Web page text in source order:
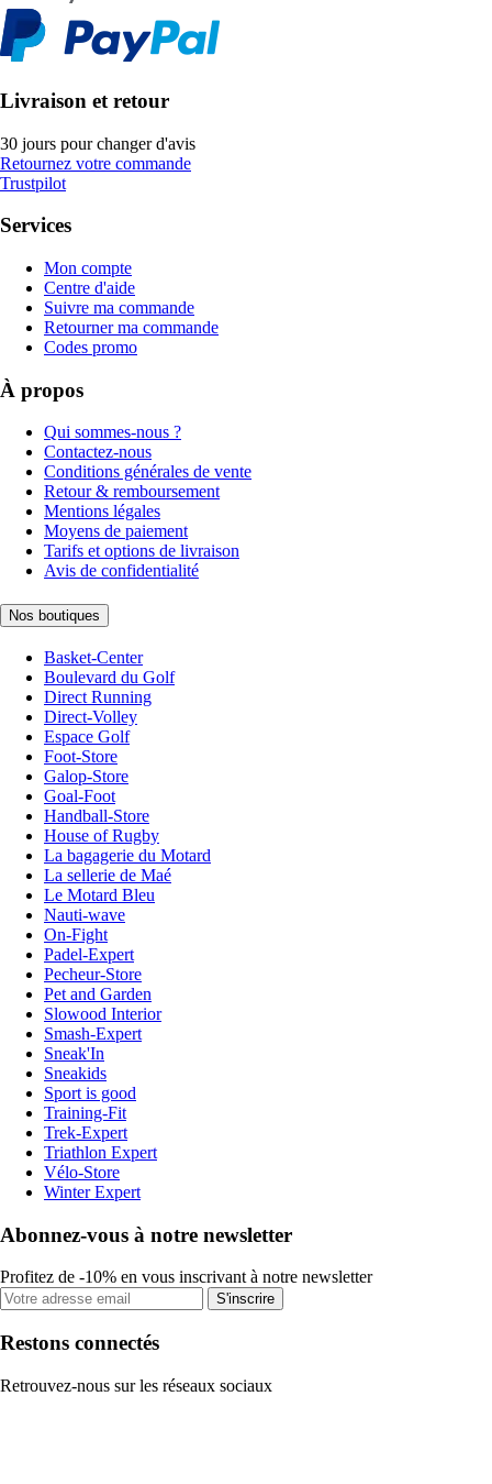
Livraison et retour
30 jours pour changer d'avis
Retournez votre commande
Trustpilot
Services
Mon compte
Centre d'aide
Suivre ma commande
Retourner ma commande
Codes promo
À propos
Qui sommes-nous ?
Contactez-nous
Conditions générales de vente
Retour & remboursement
Mentions légales
Moyens de paiement
Tarifs et options de livraison
Avis de confidentialité
Nos boutiques
Basket-Center
Boulevard du Golf
Direct Running
Direct-Volley
Espace Golf
Foot-Store
Galop-Store
Goal-Foot
Handball-Store
House of Rugby
La bagagerie du Motard
La sellerie de Maé
Le Motard Bleu
Nauti-wave
On-Fight
Padel-Expert
Pecheur-Store
Pet and Garden
Slowood Interior
Smash-Expert
Sneak'In
Sneakids
Sport is good
Training-Fit
Trek-Expert
Triathlon Expert
Vélo-Store
Winter Expert
Abonnez-vous à notre newsletter
Profitez de -10% en vous inscrivant à notre newsletter
S'inscrire
Restons connectés
Retrouvez-nous sur les réseaux sociaux